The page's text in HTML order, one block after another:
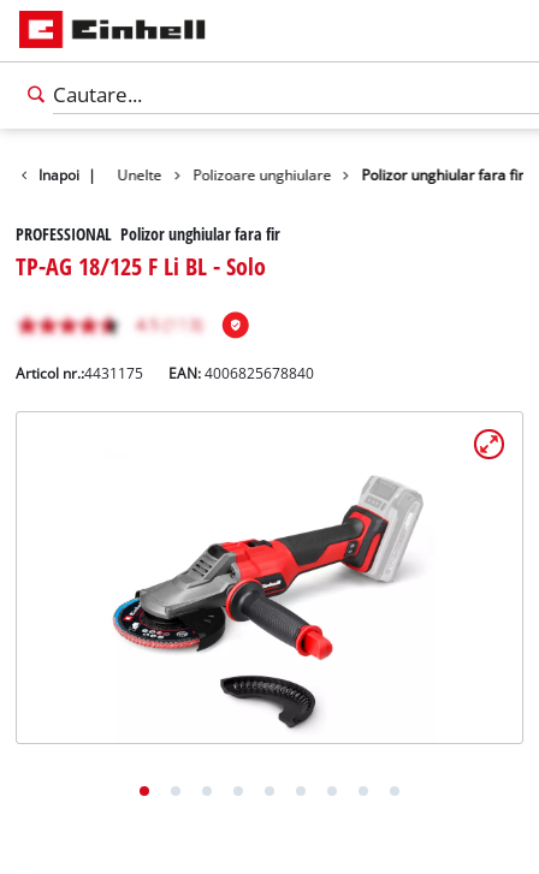
Română
Inapoi |
Produse Unelte Polizoare unghiulare Polizor unghiular fara fir
PROFESSIONAL Polizor unghiular fara fir
TP-AG 18/125 F Li BL - Solo
Articol nr.:4431175 EAN:4006825678840